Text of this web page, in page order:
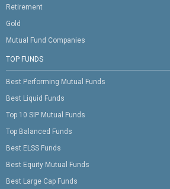
Retirement
Gold
Mutual Fund Companies
TOP FUNDS
Best Performing Mutual Funds
Best Liquid Funds
Top 10 SIP Mutual Funds
Top Balanced Funds
Best ELSS Funds
Best Equity Mutual Funds
Best Large Cap Funds